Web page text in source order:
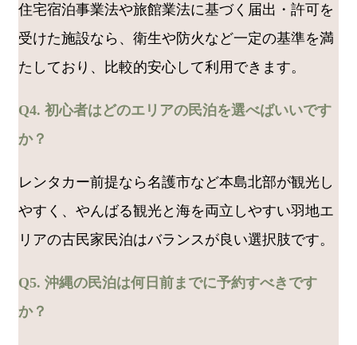
住宅宿泊事業法や旅館業法に基づく届出・許可を
受けた施設なら、衛生や防火など一定の基準を満
たしており、比較的安心して利用できます。
Q4. 初心者はどのエリアの民泊を選べばいいです
か？
レンタカー前提なら名護市など本島北部が観光し
やすく、やんばる観光と海を両立しやすい羽地エ
リアの古民家民泊はバランスが良い選択肢です。
Q5. 沖縄の民泊は何日前までに予約すべきです
か？